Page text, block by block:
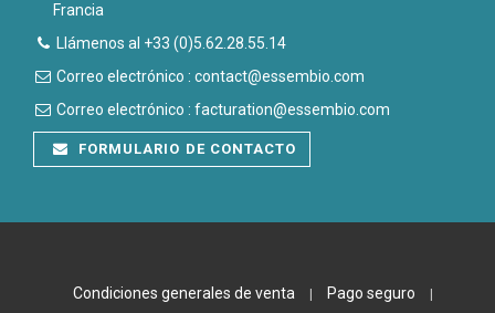
Francia
Llámenos al +33 (0)5.62.28.55.14
Correo electrónico : contact@essembio.com
Correo electrónico : facturation@essembio.com
FORMULARIO DE CONTACTO
Condiciones generales de venta Pago seguro